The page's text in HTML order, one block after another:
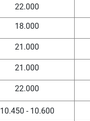
22.000
18.000
21.000
21.000
22.000
10.450 - 10.600